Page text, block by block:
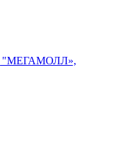
"МЕГАМОЛЛ»,